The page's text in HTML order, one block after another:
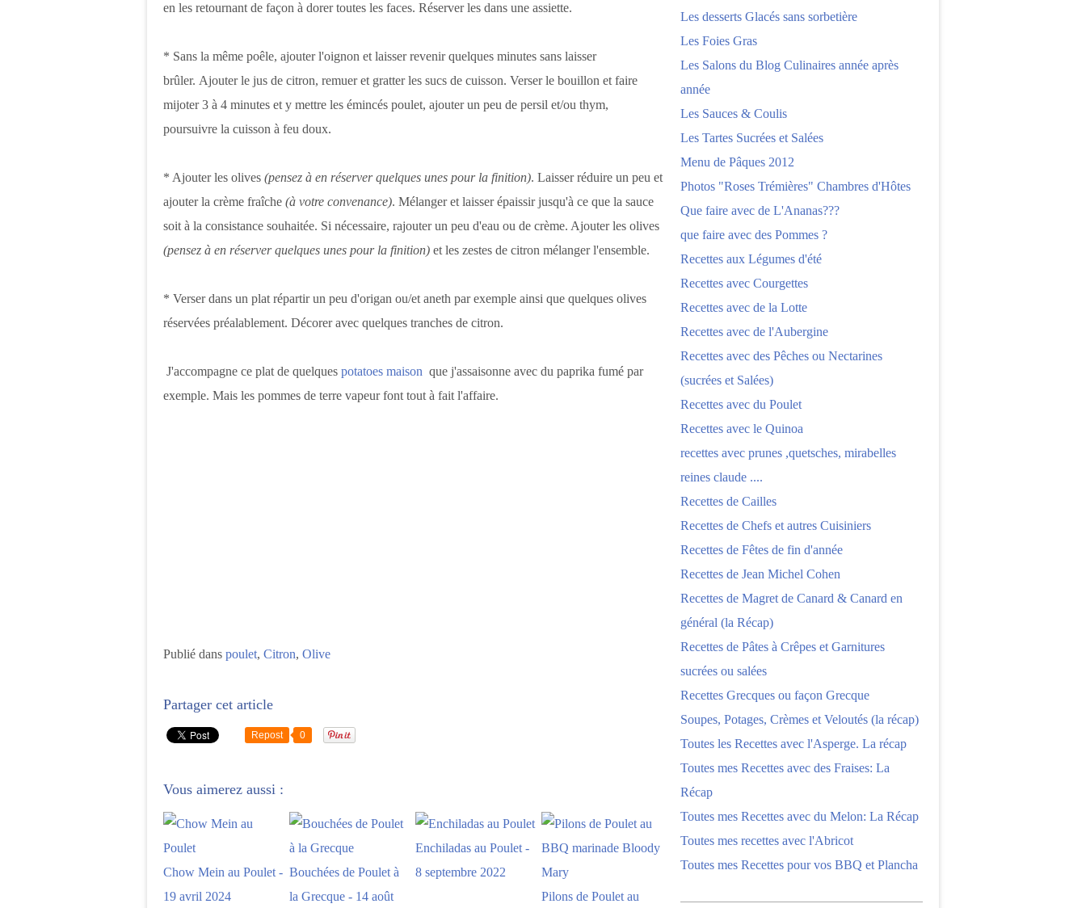
en les retournant de façon à dorer toutes les faces. Réserver les dans une assiette.
* Sans la même poêle, ajouter l'oignon et laisser revenir quelques minutes sans laisser
brûler. Ajouter le jus de citron, remuer et gratter les sucs de cuisson. Verser le bouillon et faire
mijoter 3 à 4 minutes et y mettre les émincés poulet, ajouter un peu de persil et/ou thym,
poursuivre la cuisson à feu doux.
* Ajouter les olives (pensez à en réserver quelques unes pour la finition). Laisser réduire un peu et
ajouter la crème fraîche (à votre convenance). Mélanger et laisser épaissir jusqu'à ce que la sauce
soit à la consistance souhaitée. Si nécessaire, rajouter un peu d'eau ou de crème. Ajouter les olives
(pensez à en réserver quelques unes pour la finition) et les zestes de citron mélanger l'ensemble.
* Verser dans un plat répartir un peu d'origan ou/et aneth par exemple ainsi que quelques olives
réservées préalablement. Décorer avec quelques tranches de citron.
J'accompagne ce plat de quelques potatoes maison que j'assaisonne avec du paprika fumé par
exemple. Mais les pommes de terre vapeur font tout à fait l'affaire.
Publié dans poulet, Citron, Olive
Partager cet article
Repost 0
Vous aimerez aussi :
Chow Mein au Poulet -
19 avril 2024
Bouchées de Poulet à
la Grecque - 14 août
Enchiladas au Poulet -
8 septembre 2022
Pilons de Poulet au
Les desserts Glacés sans sorbetière
Les Foies Gras
Les Salons du Blog Culinaires année après
année
Les Sauces & Coulis
Les Tartes Sucrées et Salées
Menu de Pâques 2012
Photos "Roses Trémières" Chambres d'Hôtes
Que faire avec de L'Ananas???
que faire avec des Pommes ?
Recettes aux Légumes d'été
Recettes avec Courgettes
Recettes avec de la Lotte
Recettes avec de l'Aubergine
Recettes avec des Pêches ou Nectarines
(sucrées et Salées)
Recettes avec du Poulet
Recettes avec le Quinoa
recettes avec prunes ,quetsches, mirabelles
reines claude ....
Recettes de Cailles
Recettes de Chefs et autres Cuisiniers
Recettes de Fêtes de fin d'année
Recettes de Jean Michel Cohen
Recettes de Magret de Canard & Canard en
général (la Récap)
Recettes de Pâtes à Crêpes et Garnitures
sucrées ou salées
Recettes Grecques ou façon Grecque
Soupes, Potages, Crèmes et Veloutés (la récap)
Toutes les Recettes avec l'Asperge. La récap
Toutes mes Recettes avec des Fraises: La
Récap
Toutes mes Recettes avec du Melon: La Récap
Toutes mes recettes avec l'Abricot
Toutes mes Recettes pour vos BBQ et Plancha